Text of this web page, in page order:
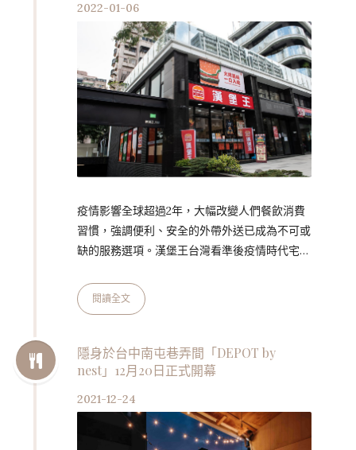
「國旅券」及「台北熊好券」折抵，詳情請洽官
2022-01-06
疫情影響全球超過2年，大幅改變人們餐飲消費
習慣，強調便利、安全的外帶外送已成為不可或
缺的服務選項。漢堡王台灣看準後疫情時代宅食
店「火烤美味專賣店」林口文化店、宜蘭羅東興
東店即日正式營運。漢堡王「火烤美味專賣店」
的台南限定「巧克力華堡」，北部消費者不用再
敲碗期待！兩店新開幕期間祭出多重限時優惠，
美味」帶回家！ 台灣漢堡王表示：「後疫情時
代漢堡王台灣將更靈活彈性布局市場，領…
閱讀全文
隱身於台中南屯巷弄間「DEPOT by
nest」12月20日正式開幕
2021-12-24